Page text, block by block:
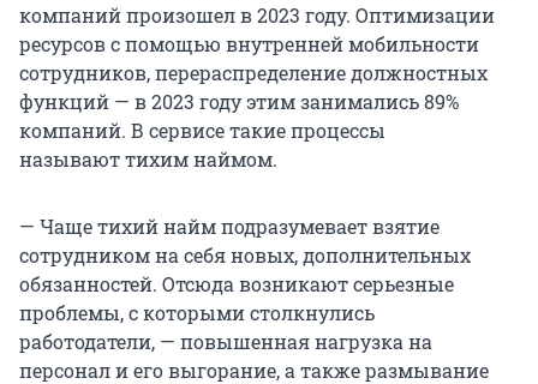
компаний произошел в 2023 году. Оптимизации
ресурсов с помощью внутренней мобильности
сотрудников, перераспределение должностных
функций — в 2023 году этим занимались 89%
компаний. В сервисе такие процессы
называют тихим наймом.
— Чаще тихий найм подразумевает взятие
сотрудником на себя новых, дополнительных
обязанностей. Отсюда возникают серьезные
проблемы, с которыми столкнулись
работодатели, — повышенная нагрузка на
персонал и его выгорание, а также размывание